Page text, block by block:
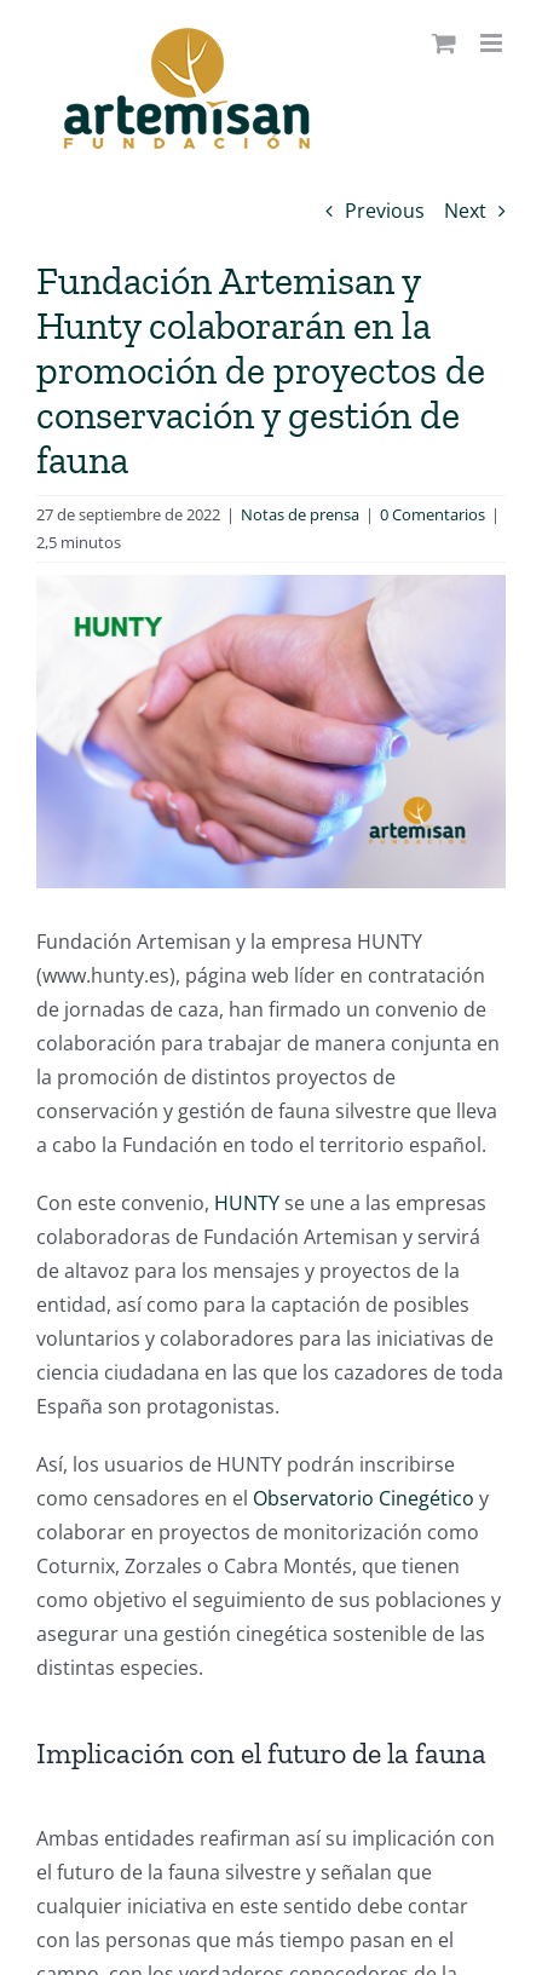
Previous Next
Fundación Artemisan y
Hunty colaborarán en la
promoción de proyectos de
conservación y gestión de
fauna
27 de septiembre de 2022 | Notas de prensa | 0 Comentarios |
2,5 minutos
Fundación Artemisan y la empresa HUNTY
(www.hunty.es), página web líder en contratación
de jornadas de caza, han firmado un convenio de
colaboración para trabajar de manera conjunta en
la promoción de distintos proyectos de
conservación y gestión de fauna silvestre que lleva
a cabo la Fundación en todo el territorio español.
Con este convenio, HUNTYse une a las empresas
colaboradoras de Fundación Artemisan y servirá
de altavoz para los mensajes y proyectos de la
entidad, así como para la captación de posibles
voluntarios y colaboradores para las iniciativas de
ciencia ciudadana en las que los cazadores de toda
España son protagonistas.
Así, los usuarios de HUNTY podrán inscribirse
como censadores en el Observatorio Cinegético y
colaborar en proyectos de monitorización como
Coturnix, Zorzales o Cabra Montés, que tienen
como objetivo el seguimiento de sus poblaciones y
asegurar una gestión cinegética sostenible de las
distintas especies.
Implicación con el futuro de la fauna
Ambas entidades reafirman así su implicación con
el futuro de la fauna silvestre y señalan que
cualquier iniciativa en este sentido debe contar
con las personas que más tiempo pasan en el